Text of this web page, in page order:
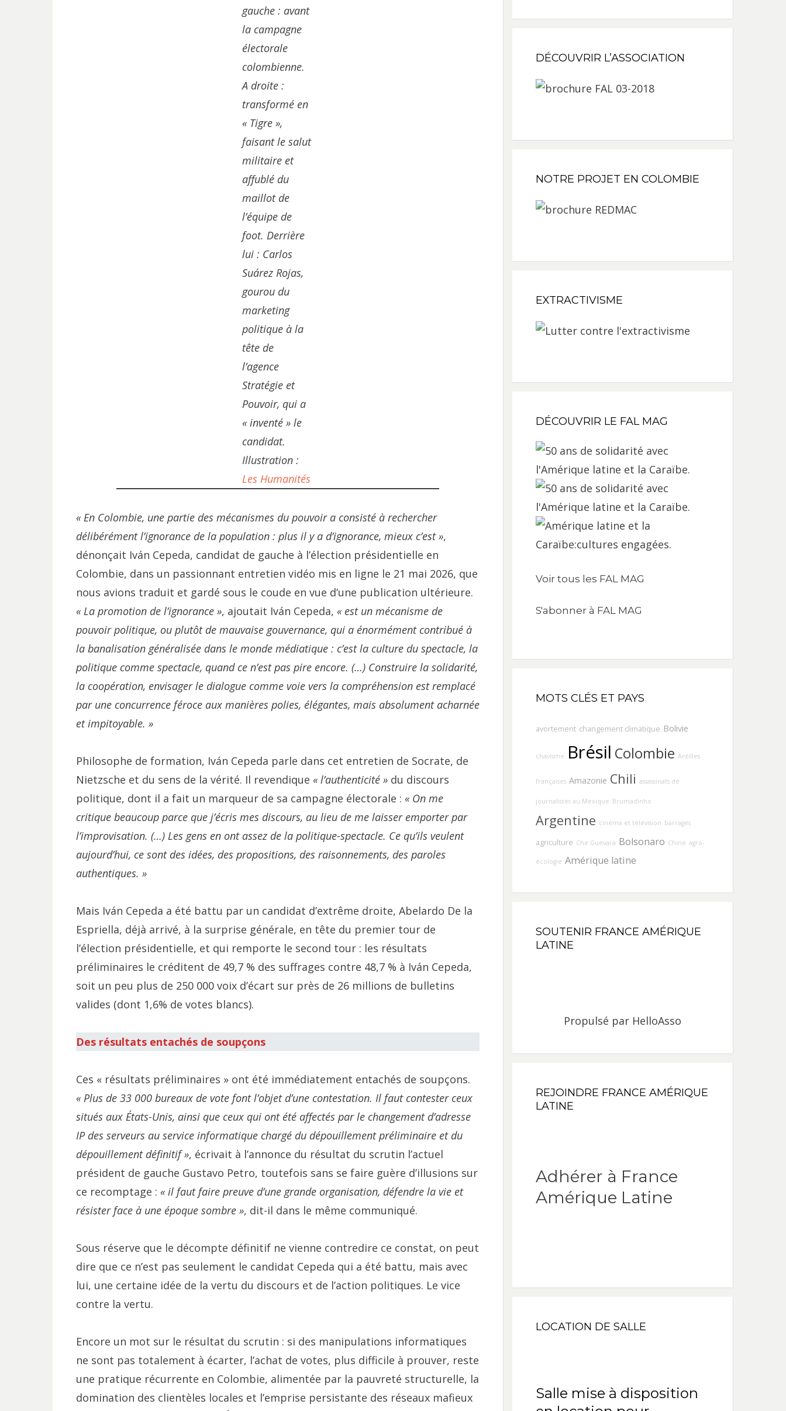
gauche : avant
la campagne
électorale
colombienne.
A droite :
transformé en
« Tigre »,
faisant le salut
militaire et
affublé du
maillot de
l’équipe de
foot. Derrière
lui : Carlos
Suárez Rojas,
gourou du
marketing
politique à la
tête de
l’agence
Stratégie et
Pouvoir, qui a
« inventé » le
candidat.
Illustration :
Les Humanités
« En Colombie, une partie des mécanismes du pouvoir a consisté à rechercher
délibérément l’ignorance de la population : plus il y a d’ignorance, mieux c’est »,
dénonçait Iván Cepeda, candidat de gauche à l’élection présidentielle en
Colombie, dans un passionnant entretien vidéo mis en ligne le 21 mai 2026, que
nous avions traduit et gardé sous le coude en vue d’une publication ultérieure.
« La promotion de l’ignorance », ajoutait Iván Cepeda, « est un mécanisme de
pouvoir politique, ou plutôt de mauvaise gouvernance, qui a énormément contribué à
la banalisation généralisée dans le monde médiatique : c’est la culture du spectacle, la
politique comme spectacle, quand ce n’est pas pire encore. (…) Construire la solidarité,
la coopération, envisager le dialogue comme voie vers la compréhension est remplacé
par une concurrence féroce aux manières polies, élégantes, mais absolument acharnée
et impitoyable. »
Philosophe de formation, Iván Cepeda parle dans cet entretien de Socrate, de
Nietzsche et du sens de la vérité. Il revendique « l’authenticité »du discours
politique, dont il a fait un marqueur de sa campagne électorale : « On me
critique beaucoup parce que j’écris mes discours, au lieu de me laisser emporter par
l’improvisation. (…) Les gens en ont assez de la politique-spectacle. Ce qu’ils veulent
aujourd’hui, ce sont des idées, des propositions, des raisonnements, des paroles
authentiques. »
Mais Iván Cepeda a été battu par un candidat d’extrême droite, Abelardo De la
Espriella, déjà arrivé, à la surprise générale, en tête du premier tour de
l’élection présidentielle, et qui remporte le second tour : les résultats
préliminaires le créditent de 49,7 % des suffrages contre 48,7 % à Iván Cepeda,
soit un peu plus de 250 000 voix d’écart sur près de 26 millions de bulletins
valides (dont 1,6% de votes blancs).
Des résultats entachés de soupçons
Ces « résultats préliminaires » ont été immédiatement entachés de soupçons.
« Plus de 33 000 bureaux de vote font l’objet d’une contestation. Il faut contester ceux
situés aux États-Unis, ainsi que ceux qui ont été affectés par le changement d’adresse
IP des serveurs au service informatique chargé du dépouillement préliminaire et du
dépouillement définitif », écrivait à l’annonce du résultat du scrutin l’actuel
président de gauche Gustavo Petro, toutefois sans se faire guère d’illusions sur
ce recomptage : « il faut faire preuve d’une grande organisation, défendre la vie et
résister face à une époque sombre », dit-il dans le même communiqué.
Sous réserve que le décompte définitif ne vienne contredire ce constat, on peut
dire que ce n’est pas seulement le candidat Cepeda qui a été battu, mais avec
lui, une certaine idée de la vertu du discours et de l’action politiques. Le vice
contre la vertu.
Encore un mot sur le résultat du scrutin : si des manipulations informatiques
ne sont pas totalement à écarter, l’achat de votes, plus difficile à prouver, reste
une pratique récurrente en Colombie, alimentée par la pauvreté structurelle, la
domination des clientèles locales et l’emprise persistante des réseaux mafieux
DÉCOUVRIR L’ASSOCIATION
NOTRE PROJET EN COLOMBIE
EXTRACTIVISME
DÉCOUVRIR LE FAL MAG
Voir tous les FAL MAG
S'abonner à FAL MAG
MOTS CLÉS ET PAYS
avortement changement climatique Bolivie
chavisme Brésil Colombie Antilles
françaises Amazonie Chili assassinats de
journalistes au Mexique Brumadinho
Argentine cinéma et télévision barrages
agriculture Che Guevara Bolsonaro Chine agro-
écologie Amérique latine
SOUTENIR FRANCE AMÉRIQUE
LATINE
Propulsé par HelloAsso
REJOINDRE FRANCE AMÉRIQUE
LATINE
Adhérer à France
Amérique Latine
LOCATION DE SALLE
Salle mise à disposition